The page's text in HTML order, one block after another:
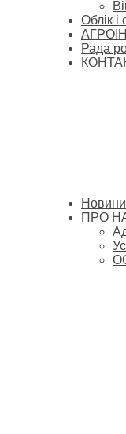
Облік і
Рада
Новини
ПРО